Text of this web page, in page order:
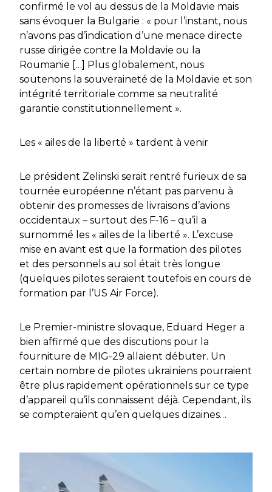
confirmé le vol au dessus de la Moldavie mais
sans évoquer la Bulgarie : « pour l’instant, nous
n’avons pas d’indication d’une menace directe
russe dirigée contre la Moldavie ou la
Roumanie […] Plus globalement, nous
soutenons la souveraineté de la Moldavie et son
intégrité territoriale comme sa neutralité
garantie constitutionnellement ».
Les « ailes de la liberté » tardent à venir
Le président Zelinski serait rentré furieux de sa
tournée européenne n’étant pas parvenu à
obtenir des promesses de livraisons d’avions
occidentaux – surtout des F-16 – qu’il a
surnommé les « ailes de la liberté ». L’excuse
mise en avant est que la formation des pilotes
et des personnels au sol était très longue
(quelques pilotes seraient toutefois en cours de
formation par l’US Air Force).
Le Premier-ministre slovaque, Eduard Heger a
bien affirmé que des discutions pour la
fourniture de MIG-29 allaient débuter. Un
certain nombre de pilotes ukrainiens pourraient
être plus rapidement opérationnels sur ce type
d’appareil qu’ils connaissent déjà. Cependant, ils
se compteraient qu’en quelques dizaines…